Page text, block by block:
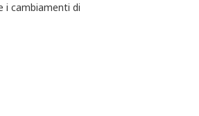
i cambiamenti di